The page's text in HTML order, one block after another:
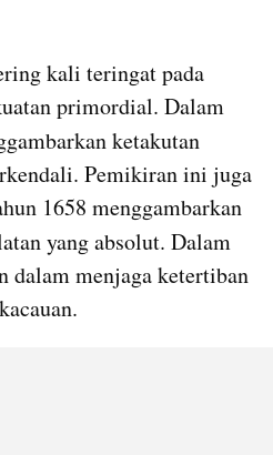
kali teringat pada
primordial. Dalam
ketakutan
Pemikiran ini juga
yang absolut. Dalam
dalam menjaga ketertiban